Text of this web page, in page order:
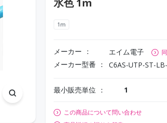
水色 1m
1m
メーカー エイム電子
メーカー型番 C6AS-UTP-ST-
最小販売単位 1
この商品について問い合わせ